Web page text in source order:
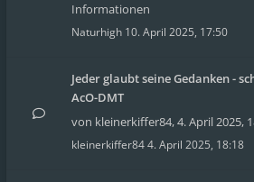
Informationen
Naturhigh 10. April 2025, 17:50
Jeder glaubt seine Gedanken -
AcO-DMT
von kleinerkiffer84,4. April 2025,
kleinerkiffer844. April 2025, 18:18